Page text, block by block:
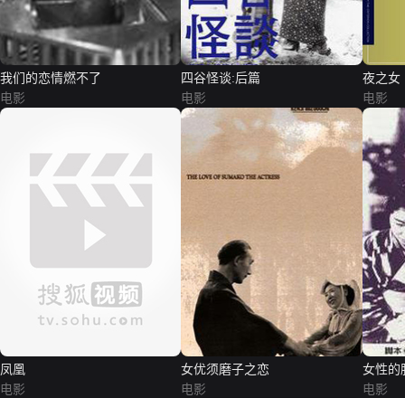
我们的恋情燃不了
电影
四谷怪谈:后篇
电影
夜之女
电影
凤凰
电影
女优须磨子之恋
电影
女性的
电影